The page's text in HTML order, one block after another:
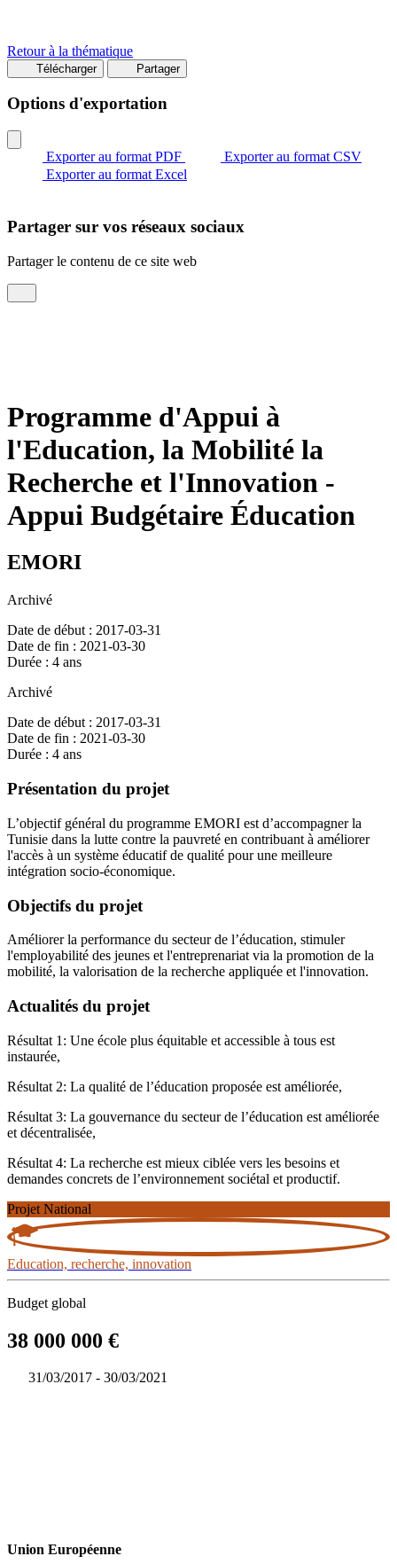
Retour à la thématique
Télécharger Partager
Options d'exportation
Exporter au format PDF
Exporter au format CSV
Exporter au format Excel
Partager sur vos réseaux sociaux
Partager le contenu de ce site web
Programme d'Appui à
l'Education, la Mobilité la
Recherche et l'Innovation -
Appui Budgétaire Éducation
EMORI
Archivé
Date de début : 2017-03-31
Date de fin : 2021-03-30
Durée : 4 ans
Archivé
Date de début : 2017-03-31
Date de fin : 2021-03-30
Durée : 4 ans
Présentation du projet
L’objectif général du programme EMORI est d’accompagner la
Tunisie dans la lutte contre la pauvreté en contribuant à améliorer
l'accès à un système éducatif de qualité pour une meilleure
intégration socio-économique.
Objectifs du projet
Améliorer la performance du secteur de l’éducation, stimuler
l'employabilité des jeunes et l'entreprenariat via la promotion de la
mobilité, la valorisation de la recherche appliquée et l'innovation.
Actualités du projet
Résultat 1: Une école plus équitable et accessible à tous est
instaurée,
Résultat 2: La qualité de l’éducation proposée est améliorée,
Résultat 3: La gouvernance du secteur de l’éducation est améliorée
et décentralisée,
Résultat 4: La recherche est mieux ciblée vers les besoins et
demandes concrets de l’environnement sociétal et productif.
Projet National
Education, recherche, innovation
Budget global
38 000 000 €
31/03/2017 - 30/03/2021
Union Européenne